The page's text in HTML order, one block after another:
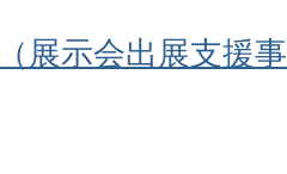
展示会出展支援